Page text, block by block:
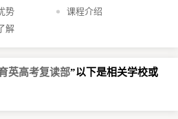
势
课程介绍
解
英高考复读部”以下是相关学校或